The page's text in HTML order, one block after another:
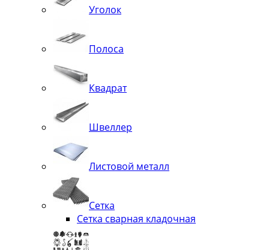
Уголок
Полоса
Квадрат
Швеллер
Листовой металл
Сетка
Сетка сварная кладочная